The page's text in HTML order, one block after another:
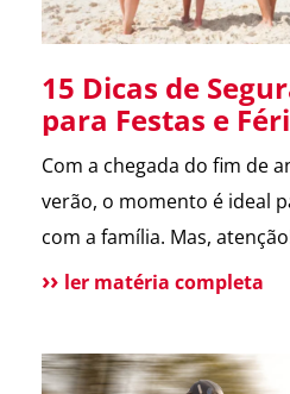
15 Dicas de
para Festas e
Com a chegada do fim de
verão, o momento é ideal
com a família. Mas,
também é marcado por um
segurança que destacamos
ler matéria completa